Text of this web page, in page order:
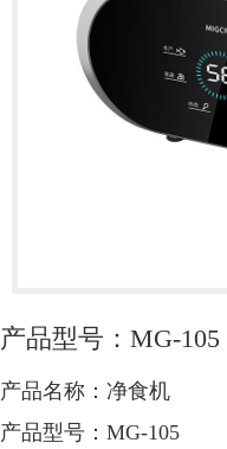
产品型号：MG-105
产品名称：净食机
产品型号：MG-105